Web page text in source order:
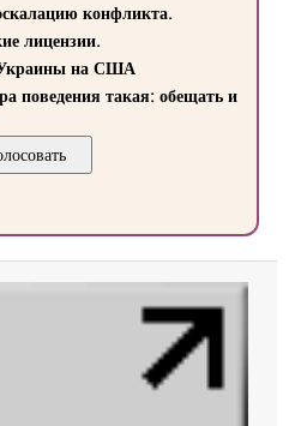
конфликта.
лицензии.
Украины на США
поведения такая: обещать и